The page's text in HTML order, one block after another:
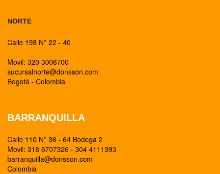
NORTE
Calle 198 N° 22 - 40
Movil: 320 3008700
sucursalnorte@donsson.com
Bogotá - Colombia
BARRANQUILLA
Calle 110 N° 36 - 64 Bodega 2
Movil: 318 6707326 - 304 4111393
barranquilla@donsson.com
Colombia